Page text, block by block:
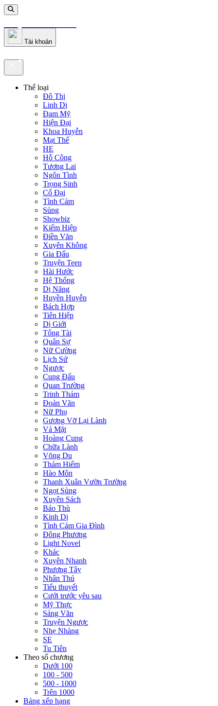
truyenfullz.com
Tài khoản
truyenfullz.com
Thể loại
Đô Thị
Linh Dị
Đam Mỹ
Hiện Đại
Khoa Huyễn
Mạt Thế
HE
Hỗ Công
Tương Lai
Ngôn Tình
Trọng Sinh
Cổ Đại
Tình Cảm
Sủng
Showbiz
Kiếm Hiệp
Điền Văn
Xuyên Không
Gia Đấu
Truyện Teen
Hài Hước
Hệ Thống
Dị Năng
Huyền Huyễn
Bách Hợp
Tiên Hiệp
Dị Giới
Tổng Tài
Quân Sự
Nữ Cường
Lịch Sử
Ngược
Cung Đấu
Quan Trường
Trinh Thám
Đoản Văn
Nữ Phụ
Gương Vỡ Lại Lành
Vả Mặt
Hoàng Cung
Chữa Lành
Võng Du
Thám Hiểm
Hào Môn
Thanh Xuân Vườn Trường
Ngọt Sủng
Xuyên Sách
Báo Thù
Kinh Dị
Tình Cảm Gia Đình
Đông Phương
Light Novel
Khác
Xuyên Nhanh
Phương Tây
Nhân Thú
Tiểu thuyết
Cưới trước yêu sau
Mỹ Thực
Sảng Văn
Truyện Ngược
Nhẹ Nhàng
SE
Tu Tiên
Theo số chương
Dưới 100
100 - 500
500 - 1000
Trên 1000
Bảng xếp hạng